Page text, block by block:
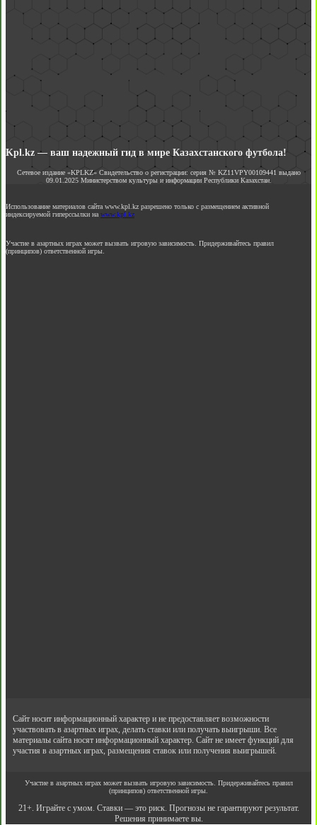
Kpl.kz — ваш надежный гид в мире Казахстанского футбола!
Сетевое издание «KPLKZ» Свидетельство о регистрации: серия № KZ11VPY00109441 выдано
09.01.2025 Министерством культуры и информации Республики Казахстан.
Использование материалов сайта www.kpl.kz разрешено только с размещением активной
индексируемой гиперссылки на www.kpl.kz
Участие в азартных играх может вызвать игровую зависимость. Придерживайтесь правил
(принципов) ответственной игры.
Сайт носит информационный характер и не предоставляет возможности
участвовать в азартных играх, делать ставки или получать выигрыши. Все
материалы сайта носят информационный характер. Сайт не имеет функций для
участия в азартных играх, размещения ставок или получения выигрышей.
Участие в азартных играх может вызвать игровую зависимость. Придерживайтесь правил
(принципов) ответственной игры.
21+. Играйте с умом. Ставки — это риск. Прогнозы не гарантируют результат.
Решения принимаете вы.